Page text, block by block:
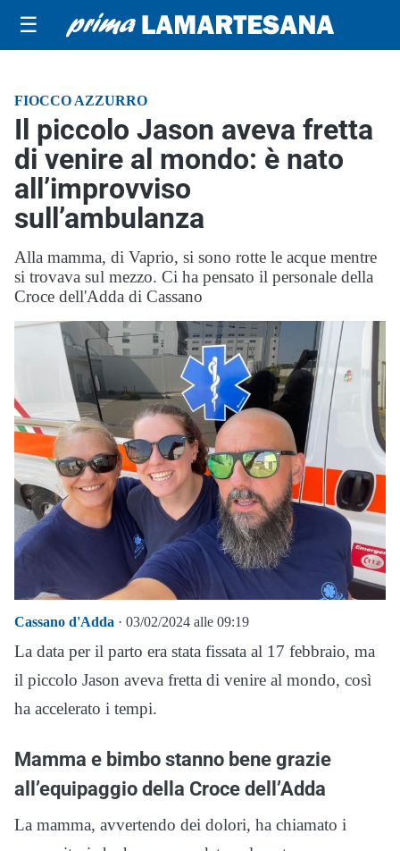
☰
FIOCCO AZZURRO
Il piccolo Jason aveva fretta
di venire al mondo: è nato
all’improvviso
sull’ambulanza
Alla mamma, di Vaprio, si sono rotte le acque mentre
si trovava sul mezzo. Ci ha pensato il personale della
Croce dell'Adda di Cassano
Cassano d'Adda · 03/02/2024 alle 09:19
La data per il parto era stata fissata al 17 febbraio, ma
il piccolo Jason aveva fretta di venire al mondo, così
ha accelerato i tempi.
Mamma e bimbo stanno bene grazie
all’equipaggio della Croce dell’Adda
La mamma, avvertendo dei dolori, ha chiamato i